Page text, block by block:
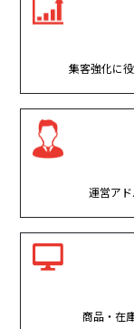
集客強化に
運営ア
商品・在